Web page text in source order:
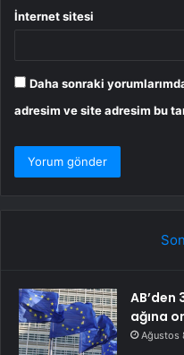
İnternet sitesi
Daha sonraki
adresim ve site adresim bu
ağına
Ağustos